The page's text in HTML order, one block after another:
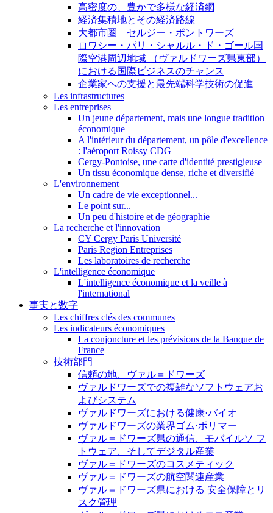
高密度の、豊かで多様な経済網
経済集積地とその経済路線
大都市圏 セルジー・ポントワーズ
ロワシー・パリ・シャルル・ド・ゴール国
際空港周辺地域 （ヴァルドワーズ県東部）
における国際ビジネスのチャンス
企業家への支援と最先端科学技術の促進
Les infrastructures
Les entreprises
Un jeune département, mais une longue tradition
économique
A l'intérieur du département, un pôle d'excellence
: l'aéroport Roissy CDG
Cergy-Pontoise, une carte d'identité prestigieuse
Un tissu économique dense, riche et diversifié
L'environnement
Un cadre de vie exceptionnel...
Le point sur...
Un peu d'histoire et de géographie
La recherche et l'innovation
CY Cergy Paris Université
Paris Region Entreprises
Les laboratoires de recherche
L'intelligence économique
L'intelligence économique et la veille à
l'international
事実と数字
Les chiffres clés des communes
Les indicateurs économiques
La conjoncture et les prévisions de la Banque de
France
技術部門
信頼の地、ヴァル＝ドワーズ
ヴァルドワーズでの複雑なソフトウェアお
よびシステム
ヴァルドワーズにおける健康·バイオ
ヴァルドワーズの業界ゴム·ポリマー
ヴァル＝ドワーズ県の通信、モバイルソ フ
トウェア、そしてデジタル産業
ヴァル＝ドワーズのコスメティック
ヴァル＝ドワーズの航空関連産業
ヴァル＝ドワーズ県における 安全保障とリ
スク管理